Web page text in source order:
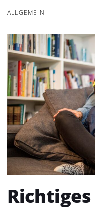
ALLGEMEIN